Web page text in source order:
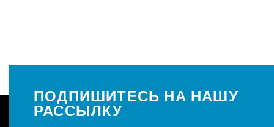
ПОДПИШИТЕСЬ НА НАШУ
РАССЫЛКУ